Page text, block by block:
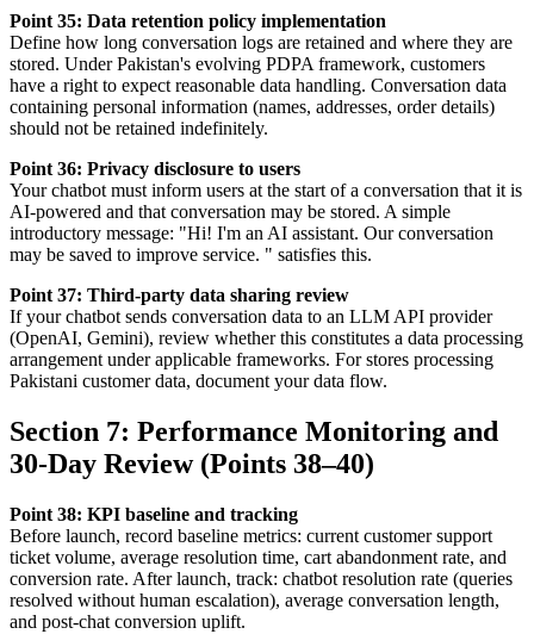
Point 35: Data retention policy implementation
Define how long conversation logs are retained and where they are
stored. Under Pakistan's evolving PDPA framework, customers
have a right to expect reasonable data handling. Conversation data
containing personal information (names, addresses, order details)
should not be retained indefinitely.
Point 36: Privacy disclosure to users
Your chatbot must inform users at the start of a conversation that it is
AI-powered and that conversation may be stored. A simple
introductory message: "Hi! I'm an AI assistant. Our conversation
may be saved to improve service. " satisfies this.
Point 37: Third-party data sharing review
If your chatbot sends conversation data to an LLM API provider
(OpenAI, Gemini), review whether this constitutes a data processing
arrangement under applicable frameworks. For stores processing
Pakistani customer data, document your data flow.
Section 7: Performance Monitoring and
30-Day Review (Points 38–40)
Point 38: KPI baseline and tracking
Before launch, record baseline metrics: current customer support
ticket volume, average resolution time, cart abandonment rate, and
conversion rate. After launch, track: chatbot resolution rate (queries
resolved without human escalation), average conversation length,
and post-chat conversion uplift.